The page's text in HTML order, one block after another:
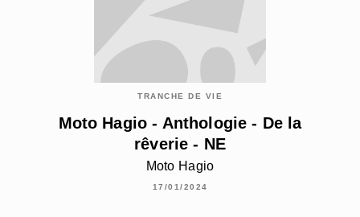
TRANCHE DE VIE
Moto Hagio - Anthologie - De la
rêverie - NE
Moto Hagio
17/01/2024